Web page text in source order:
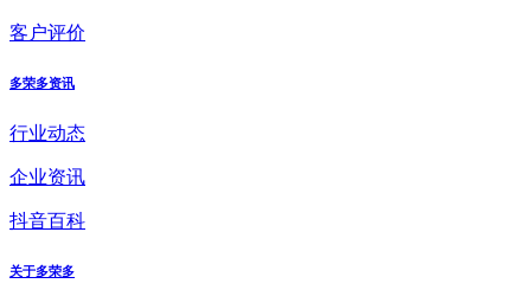
客户评价
多荣多资讯
行业动态
企业资讯
抖音百科
关于多荣多